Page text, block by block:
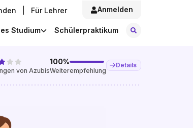
Für Lehrer Anmelden
Studium Schülerpraktikum
von Azubis
100%
Weiterempfehlung
Details